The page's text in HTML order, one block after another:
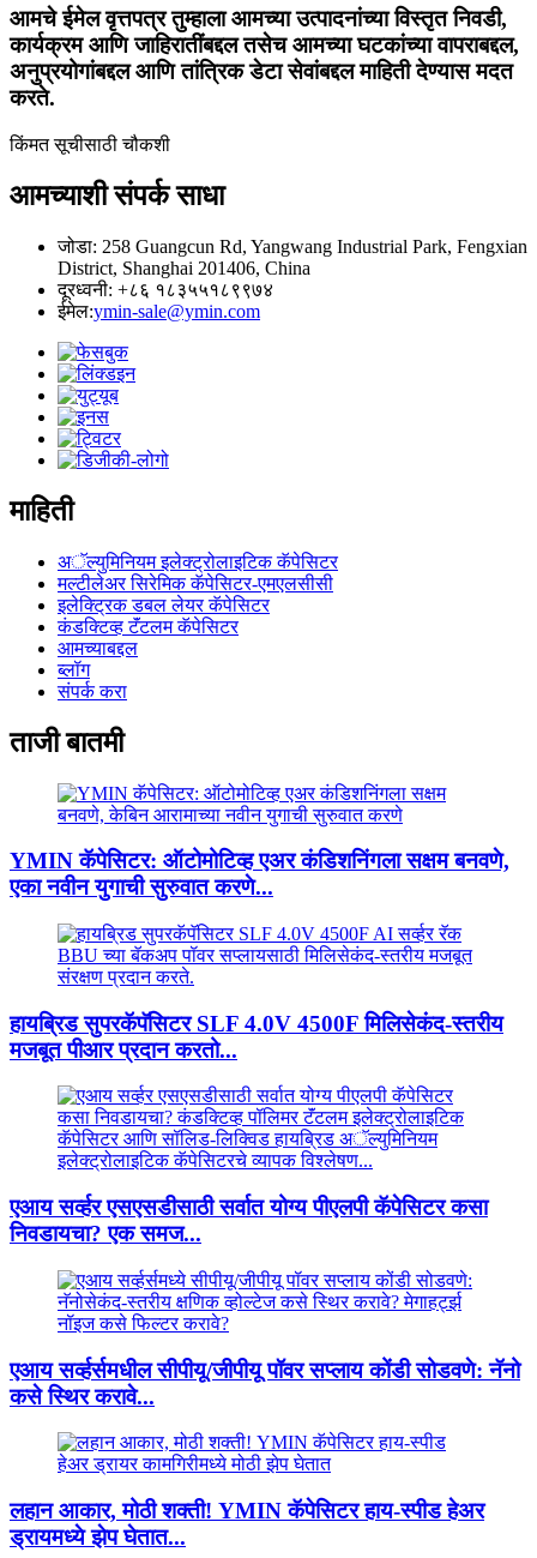
आमचे ईमेल वृत्तपत्र तुम्हाला आमच्या उत्पादनांच्या विस्तृत निवडी,
कार्यक्रम आणि जाहिरातींबद्दल तसेच आमच्या घटकांच्या वापराबद्दल,
अनुप्रयोगांबद्दल आणि तांत्रिक डेटा सेवांबद्दल माहिती देण्यास मदत
करते.
किंमत सूचीसाठी चौकशी
आमच्याशी संपर्क साधा
जोडा: 258 Guangcun Rd, Yangwang Industrial Park, Fengxian
District, Shanghai 201406, China
दूरध्वनी: +८६ १८३५५१८९९७४
ईमेल:ymin-sale@ymin.com
माहिती
अॅल्युमिनियम इलेक्ट्रोलाइटिक कॅपेसिटर
मल्टीलेअर सिरेमिक कॅपेसिटर-एमएलसीसी
इलेक्ट्रिक डबल लेयर कॅपेसिटर
कंडक्टिव्ह टॅंटलम कॅपेसिटर
आमच्याबद्दल
ब्लॉग
संपर्क करा
ताजी बातमी
YMIN कॅपेसिटर: ऑटोमोटिव्ह एअर कंडिशनिंगला सक्षम बनवणे,
एका नवीन युगाची सुरुवात करणे...
हायब्रिड सुपरकॅपॅसिटर SLF 4.0V 4500F मिलिसेकंद-स्तरीय
मजबूत पीआर प्रदान करतो...
एआय सर्व्हर एसएसडीसाठी सर्वात योग्य पीएलपी कॅपेसिटर कसा
निवडायचा? एक समज...
एआय सर्व्हर्समधील सीपीयू/जीपीयू पॉवर सप्लाय कोंडी सोडवणे: नॅनो
कसे स्थिर करावे...
लहान आकार, मोठी शक्ती! YMIN कॅपेसिटर हाय-स्पीड हेअर
ड्रायमध्ये झेप घेतात...